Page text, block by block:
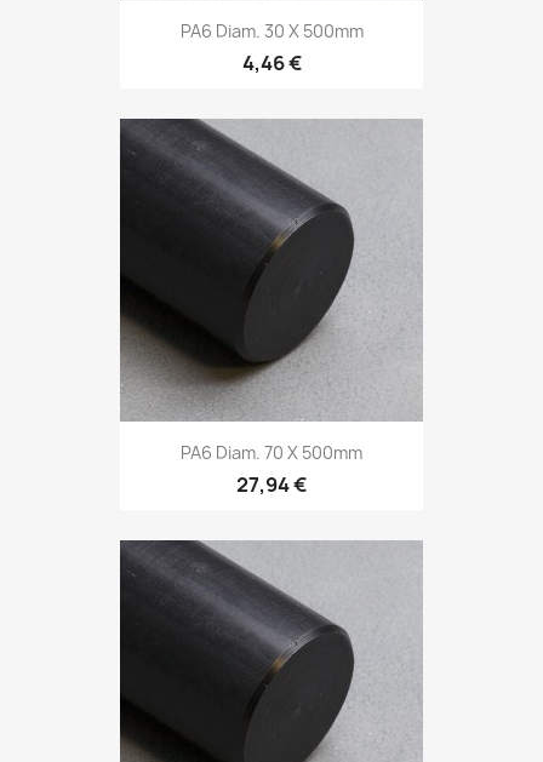
PA6 Diam. 30 X 500mm
4,46 €
PA6 Diam. 70 X 500mm
27,94 €